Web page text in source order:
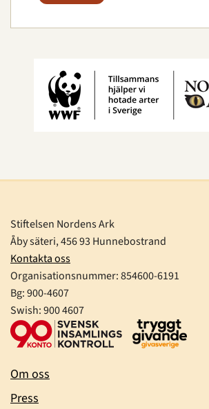
Stiftelsen Nordens Ark
Åby säteri, 456 93 Hunnebostrand
Kontakta oss
Organisationsnummer:854600-6191
Bg: 900-4607
Swish: 900 4607
Om oss
Press